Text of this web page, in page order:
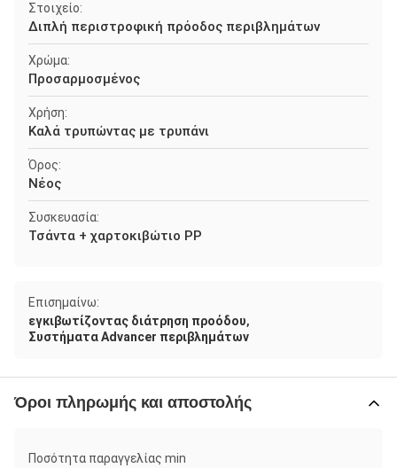
Στοιχείο:
Διπλή περιστροφική πρόοδος περιβλημάτων
Χρώμα:
Προσαρμοσμένος
Χρήση:
Καλά τρυπώντας με τρυπάνι
Όρος:
Νέος
Συσκευασία:
Τσάντα + χαρτοκιβώτιο PP
Επισημαίνω:
εγκιβωτίζοντας διάτρηση προόδου,
Συστήματα Advancer περιβλημάτων
Όροι πληρωμής και αποστολής
Ποσότητα παραγγελίας min